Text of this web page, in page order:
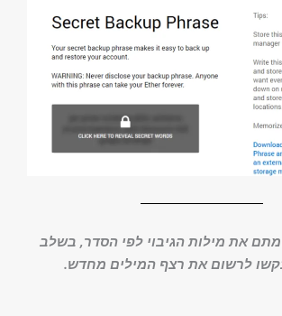
את מילות הגיבוי לפי הסדר, בשלב
לרשום את רצף המילים מחדש.